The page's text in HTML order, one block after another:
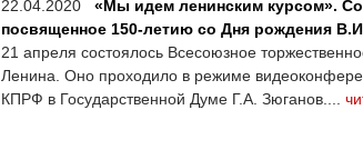
22.04.2020 «Мы идем ленинским курсом».
посвященное 150-летию со Дня рождения
21 апреля состоялось Всесоюзное
Ленина. Оно проходило в режиме
КПРФ в Государственной Думе Г.А. Зюганов....